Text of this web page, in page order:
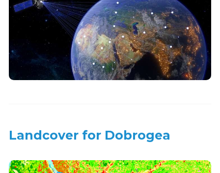
Landcover for Dobrogea